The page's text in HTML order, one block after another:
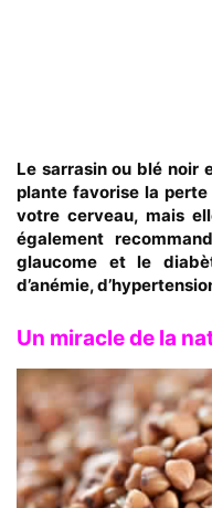
Le sarrasin ou blé noir
plante favorise la
votre cerveau, mais
également
glaucome et le
d’anémie,
Un miracle de la